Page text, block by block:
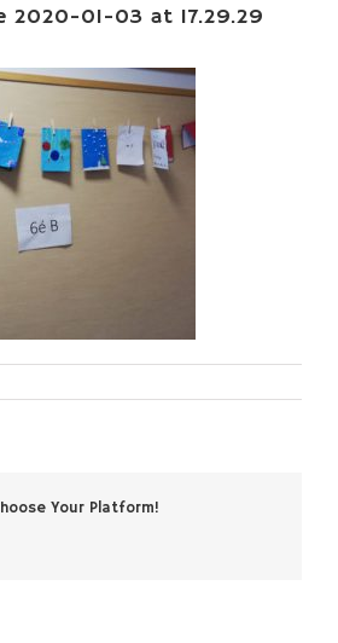
2020-01-03 at 17.29.29
Your Platform!